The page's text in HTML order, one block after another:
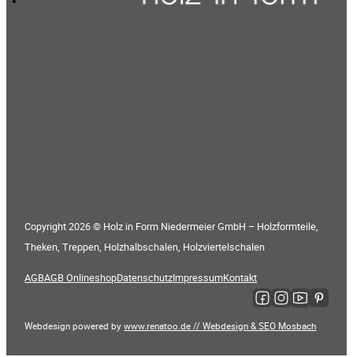
Copyright 2026 © Holz in Form Niedermeier GmbH – Holzformteile,
Theken, Treppen, Holzhalbschalen, Holzviertelschalen
AGBAGB OnlineshopDatenschutzImpressumKontakt
Folge uns auf
Folge uns auf
Folge uns auf
Folge
Webdesign powered bywww.renatoo.de // Webdesign & SEO Mosbach